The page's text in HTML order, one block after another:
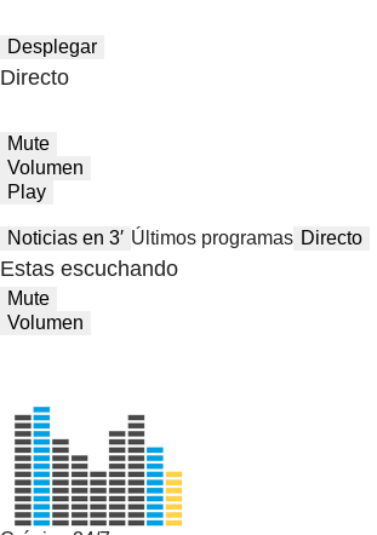
Desplegar
Directo
Mute
Volumen
Play
Noticias en 3′ Últimos programas Directo
Estas escuchando
Mute
Volumen